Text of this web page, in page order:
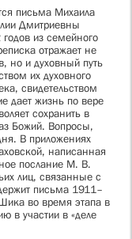
письма Михаила
Дмитриевны
из семейного
отражает не
но и духовный путь
их духовного
свидетельством
дает жизнь по вере
сохранить в
Божий. Вопросы,
В приложениях
написанная
послание М. В.
лиц, связанные с
письма 1911–
во время этапа в
в участии в «деле